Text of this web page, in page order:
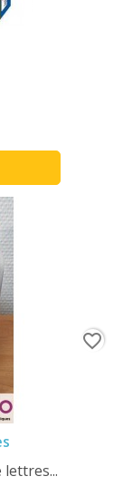
favorite_border